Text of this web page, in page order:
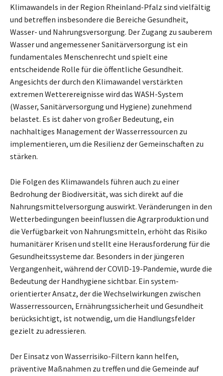
Klimawandels in der Region Rheinland-Pfalz sind vielfältig
und betreffen insbesondere die Bereiche Gesundheit,
Wasser- und Nahrungsversorgung. Der Zugang zu sauberem
Wasser und angemessener Sanitärversorgung ist ein
fundamentales Menschenrecht und spielt eine
entscheidende Rolle für die öffentliche Gesundheit.
Angesichts der durch den Klimawandel verstärkten
extremen Wetterereignisse wird das WASH-System
(Wasser, Sanitärversorgung und Hygiene) zunehmend
belastet. Es ist daher von großer Bedeutung, ein
nachhaltiges Management der Wasserressourcen zu
implementieren, um die Resilienz der Gemeinschaften zu
stärken.
Die Folgen des Klimawandels führen auch zu einer
Bedrohung der Biodiversität, was sich direkt auf die
Nahrungsmittelversorgung auswirkt. Veränderungen in den
Wetterbedingungen beeinflussen die Agrarproduktion und
die Verfügbarkeit von Nahrungsmitteln, erhöht das Risiko
humanitärer Krisen und stellt eine Herausforderung für die
Gesundheitssysteme dar. Besonders in der jüngeren
Vergangenheit, während der COVID-19-Pandemie, wurde die
Bedeutung der Handhygiene sichtbar. Ein system-
orientierter Ansatz, der die Wechselwirkungen zwischen
Wasserressourcen, Ernährungssicherheit und Gesundheit
berücksichtigt, ist notwendig, um die Handlungsfelder
gezielt zu adressieren.
Der Einsatz von Wasserrisiko-Filtern kann helfen,
präventive Maßnahmen zu treffen und die Gemeinde auf